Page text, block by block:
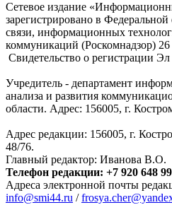
Сетевое издание
зарегистрировано в
связи, информационных
коммуникаций (Роскомнадзор) 26
Свидетельство о регистрации
Учредитель - департамент
анализа и развития
области. Адрес: 156005, г.
Адрес редакции: 156005, г.
48/76.
Главный редактор: Иванова В.О.
Телефон редакции: +7 920 648
Адреса электронной почты
info@smi44.ru /